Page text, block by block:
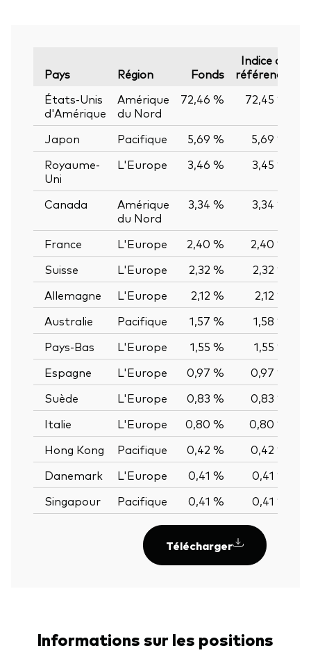
Pays Région Fonds
Indice de
référence
États-Unis
d'Amérique
Amérique
du Nord
72,46 % 72,45 %
Japon Pacifique 5,69 % 5,69 %
Royaume-
Uni
L'Europe 3,46 % 3,45 %
Canada
Amérique
du Nord
3,34 % 3,34 %
France L'Europe 2,40 % 2,40 %
Suisse
L'Europe 2,32 % 2,32 %
Allemagne
L'Europe 2,12 % 2,12 %
Australie
Pacifique 1,57 % 1,58 %
Pays-Bas
L'Europe 1,55 % 1,55 %
Espagne
L'Europe 0,97 % 0,97 %
Suède
L'Europe 0,83 % 0,83 %
Italie
L'Europe 0,80 % 0,80 %
Hong Kong
Pacifique 0,42 % 0,42 %
Danemark
L'Europe 0,41 % 0,41 %
Singapour
Pacifique 0,41 % 0,41 %
Télécharger
Informations sur les positions